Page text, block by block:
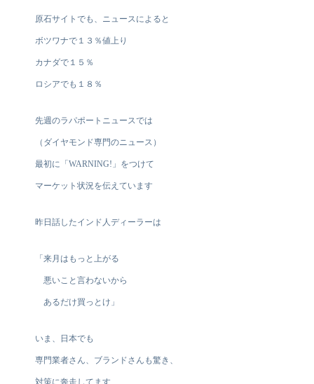
原石サイトでも、ニュースによると
ボツワナで１３％値上り
カナダで１５％
ロシアでも１８％
先週のラパポートニュースでは
（ダイヤモンド専門のニュース）
最初に「WARNING!」をつけて
マーケット状況を伝えています
昨日話したインド人ディーラーは
「来月はもっと上がる
悪いこと言わないから
あるだけ買っとけ」
いま、日本でも
専門業者さん、ブランドさんも驚き、
対策に奔走してます